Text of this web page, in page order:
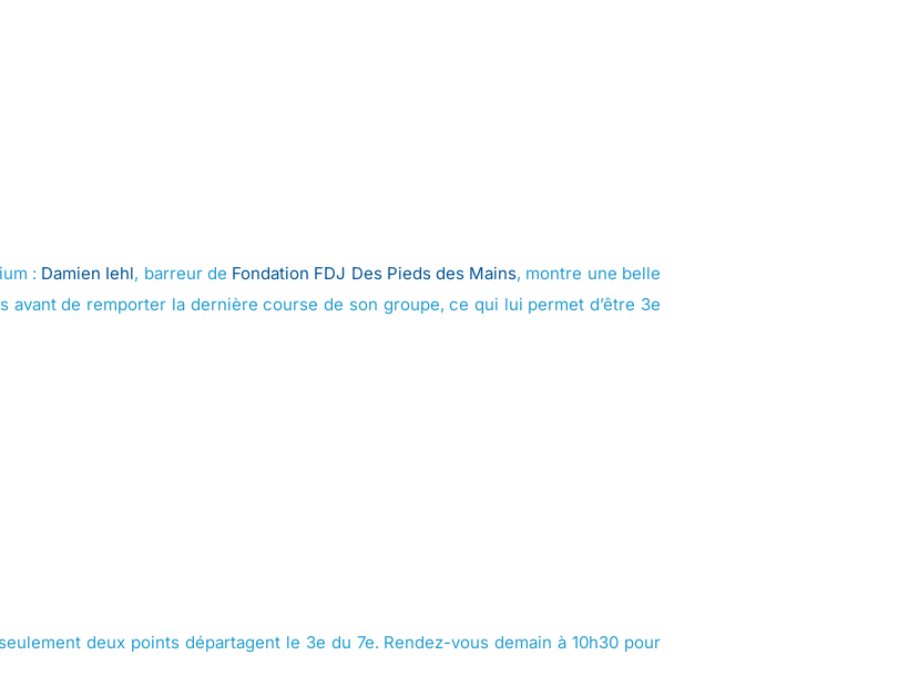
: Damien Iehl, barreur de Fondation FDJ Des Pieds des Mains, montre une belle
de remporter la dernière course de son groupe, ce qui lui permet d’être 3e
deux points départagent le 3e du 7e. Rendez-vous demain à 10h30 pour